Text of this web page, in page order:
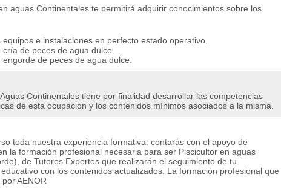
aguas Continentales te permitirá adquirir conocimientos sobre los
e instalaciones en perfecto estado operativo.
de peces de agua dulce.
de peces de agua dulce.
Continentales tiene por finalidad desarrollar las competencias
de esta ocupación y los contenidos mínimos asociados a la misma.
toda nuestra experiencia formativa: contarás con el apoyo de
la formación profesional necesaria para ser Piscicultor en aguas
de Tutores Expertos que realizarán el seguimiento de tu
con los contenidos actualizados. La formación profesional que
AENOR